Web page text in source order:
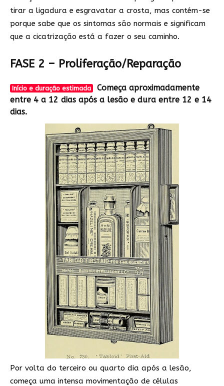
tirar a ligadura e esgravatar a crosta, mas contém-se
porque sabe que os sintomas são normais e significam
que a cicatrização está a fazer o seu caminho.
FASE 2 – Proliferação/Reparação
Início e duração estimada
Começa aproximadamente
entre 4 a 12 dias após a lesão e dura entre 12 e 14
dias.
Por volta do terceiro ou quarto dia após a lesão,
começa uma intensa movimentação de células